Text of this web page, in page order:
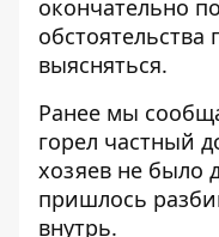
окончательно
обстоятельства
выясняться.
Ранее мы
горел частный
хозяев не было
пришлось
внутрь.